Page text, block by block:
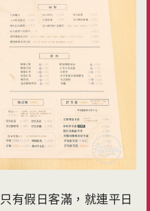
有假日客滿，就連平日